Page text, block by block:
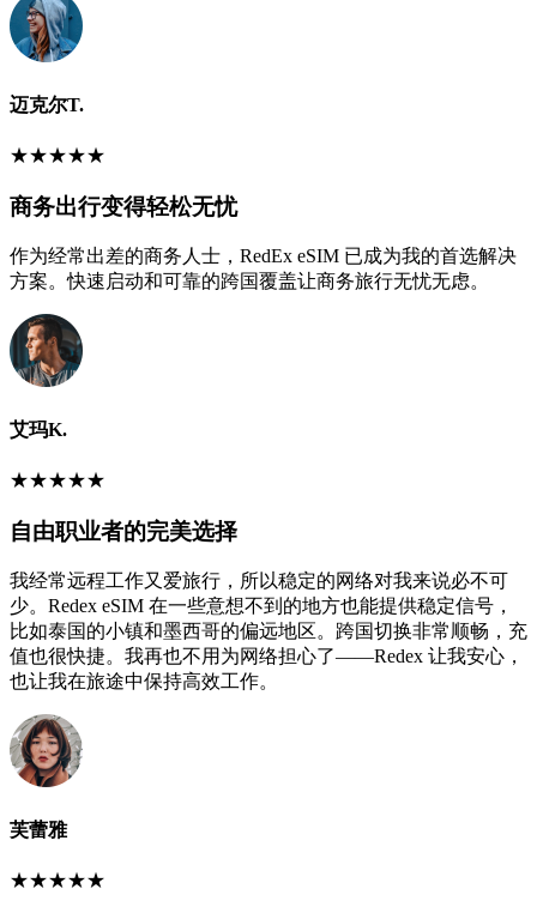
迈克尔T.
★★★★★
商务出行变得轻松无忧
作为经常出差的商务人士，RedEx eSIM 已成为我的首选解决
方案。快速启动和可靠的跨国覆盖让商务旅行无忧无虑。
艾玛K.
★★★★★
自由职业者的完美选择
我经常远程工作又爱旅行，所以稳定的网络对我来说必不可
少。Redex eSIM 在一些意想不到的地方也能提供稳定信号，
比如泰国的小镇和墨西哥的偏远地区。跨国切换非常顺畅，充
值也很快捷。我再也不用为网络担心了——Redex 让我安心，
也让我在旅途中保持高效工作。
芙蕾雅
★★★★★